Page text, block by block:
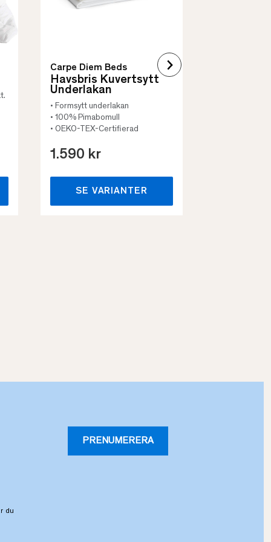
Carpe Diem Beds
Havsbris Kuvertsytt
Underlakan
• Formsytt underlakan
• 100% Pimabomull
• OEKO-TEX-Certifierad
1.590 kr
SE VARIANTER
PRENUMERERA
du